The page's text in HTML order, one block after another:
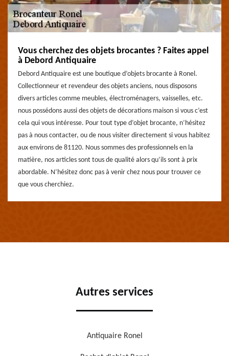
Vous cherchez des objets brocantes ? Faites appel
à Debord Antiquaire
Debord Antiquaire est une boutique d’objets brocante à Ronel.
Collectionneur et revendeur des objets anciens, nous disposons
divers articles comme meubles, électroménagers, vaisselles, etc.
nous possédons aussi des objets de décorations maison si vous c’est
cela qui vous intéresse. Pour tout type d’objet brocante, n’hésitez
pas à nous contacter, ou de nous visiter directement si vous habitez
aux environs de 81120. Nous sommes des professionnels en la
matière, nos articles sont tous de qualité alors qu’ils sont à prix
abordable. N’hésitez donc pas à venir chez nous pour trouver ce
que vous cherchiez.
Autres services
Antiquaire Ronel